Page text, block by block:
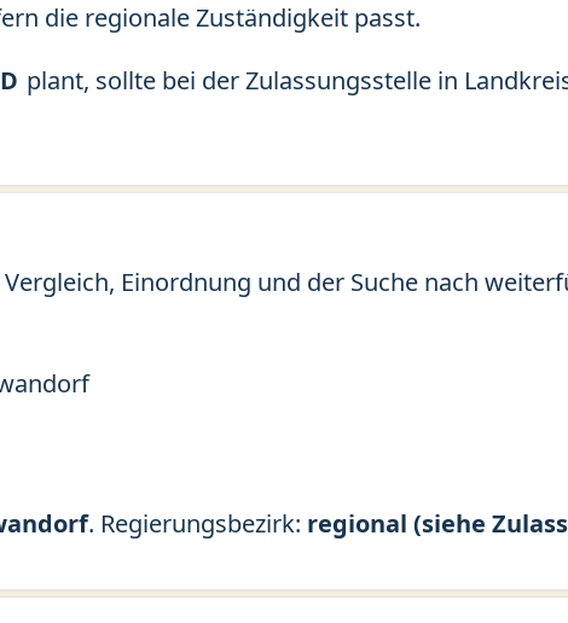
die regionale Zuständigkeit passt.
plant, sollte bei der Zulassungsstelle in
Einordnung und der Suche nach
. Regierungsbezirk: regional (siehe